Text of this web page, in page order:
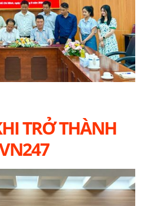
TRỞ THÀNH